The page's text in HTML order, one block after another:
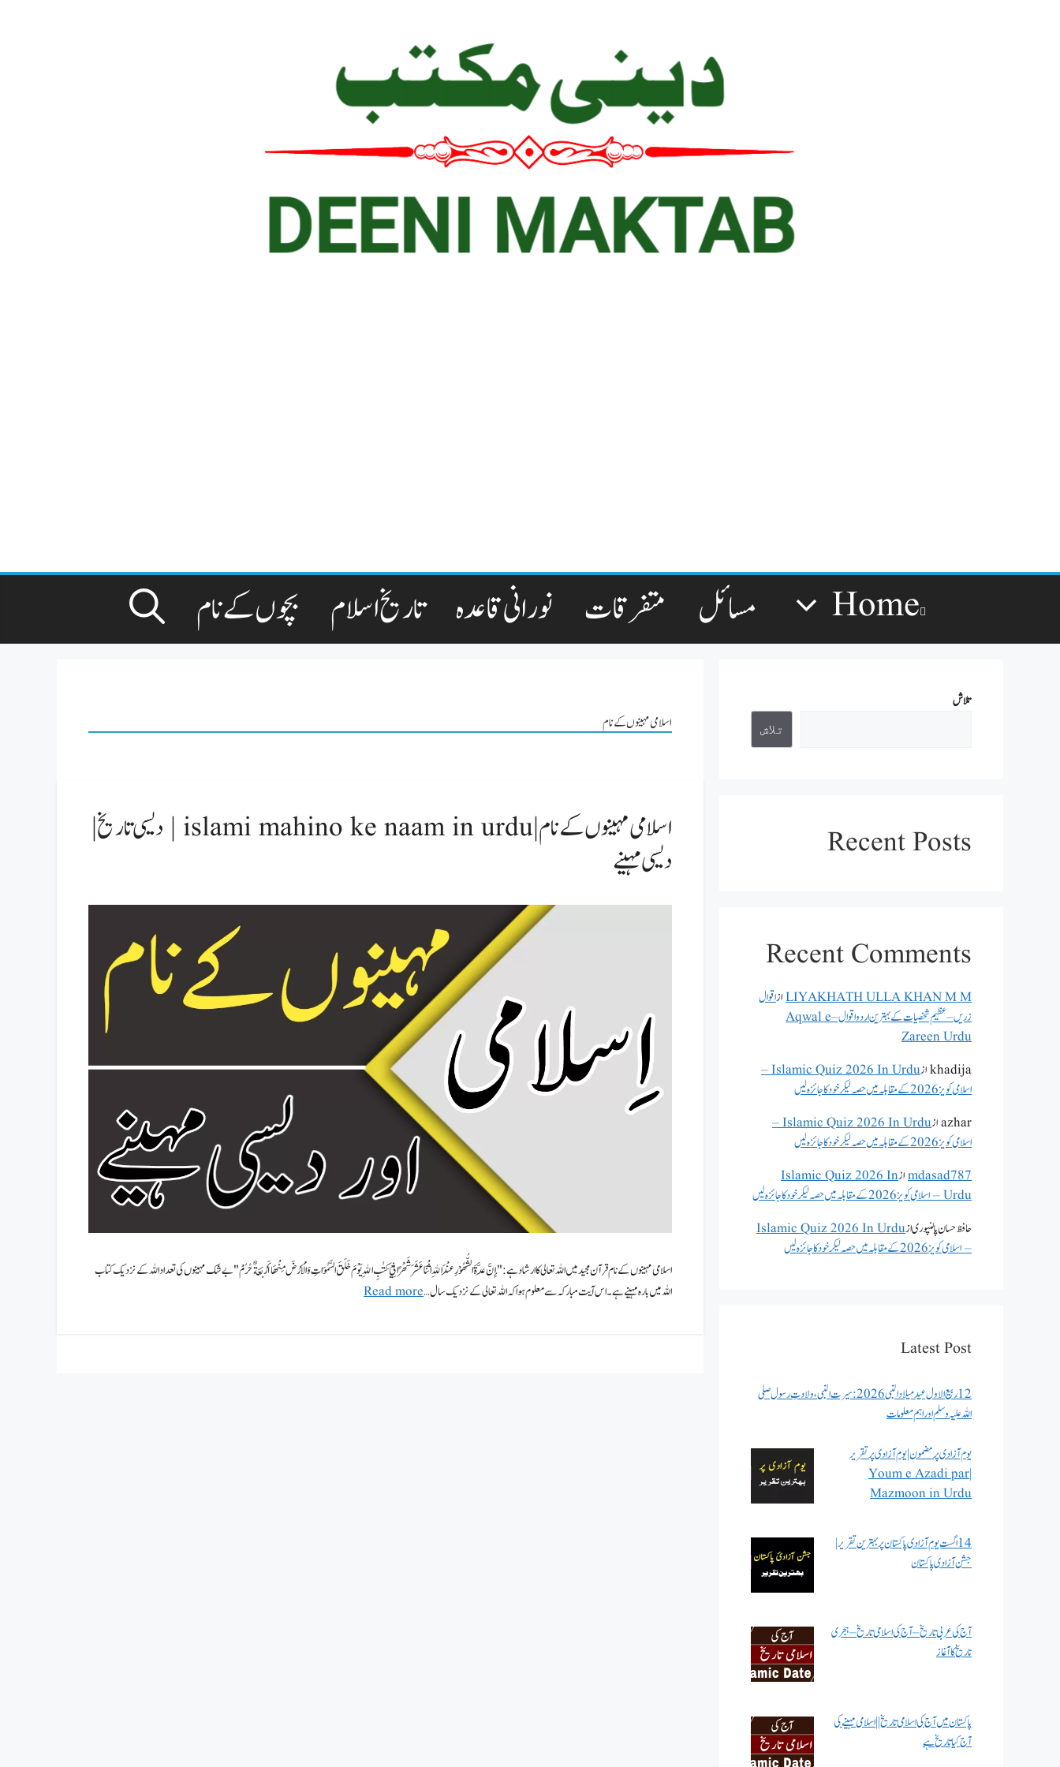
Home مسائل متفرقات نورانی قاعدہ تاریخ اسلام بچوں کے نام
اسلامی مہینوں کے نام
اسلامی مہینوں کے نام | islami mahino ke naam in urdu | دیسی تاریخ |
دیسی مہینے
اسلامی مہینوں کے نام قرآن مجید میں اللہ تعالی کا ارشاد ہے : "إِنَّ عِدَّةَ الشُّهُوْرِ عِنْدَ اللهِ اثْنَا عَشَرَ شَهْرًا فِيْ كِتٰبِ اللهِ يَوْمَ خَلَقَ السَّمٰوَاتِ وَالْأَرْضَ مِنْهَا أَرْبَعَةٌ حُرُمْ"بے شک مہینوں کی تعداد اللہ کے نزدیک کتاب
اللہ میں بارہ مہینے ہے۔اس آیت مبارکہ سے معلوم ہوا کہ اللہ تعالی کے نزدیک سال …Read more
تلاش
تلاش
Recent Posts
Recent Comments
LIYAKHATH ULLA KHAN M Mازاقوال
زریں – عظیم شخصیات کے بہترین اردو اقوال – Aqwal e
Zareen Urdu
khadijaاز
Islamic Quiz 2026 In Urdu –
اسلامی کویز 2026 کے مقابلہ میں حصہ لیکر خود کا جائزہ لیں
azharاز
Islamic Quiz 2026 In Urdu –
اسلامی کویز 2026 کے مقابلہ میں حصہ لیکر خود کا جائزہ لیں
mdasad787ازIslamic Quiz 2026 In
Urdu – اسلامی کویز 2026 کے مقابلہ میں حصہ لیکر خود کا جائزہ لیں
حافظ حسان پالنپوریازIslamic Quiz 2026 In Urdu
– اسلامی کویز 2026 کے مقابلہ میں حصہ لیکر خود کا جائزہ لیں
Latest Post
12 ربیع الاول عید میلاد النبی 2026: سیرت النبی، ولادتِ رسول صلی
اللہ علیہ وسلم اور اہم معلومات
یوم آزادی پر مضمون | یوم آزادی پر تقریر
| Youm e Azadi par
Mazmoon in Urdu
14 اگست یوم آزادی پاکستان پر بہترین تقریر |
جشن آزادی پاکستان
آج کی عربی تاریخ – آج کی اسلامی تاریخ – ہجری
تاریخ کا آغاز
پاکستان میں آج کی اسلامی تاریخ || اسلامی مہینے کی
آج کیا تاریخ ہے